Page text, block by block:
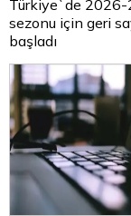
Türkiye`de
sezonu için geri
başladı